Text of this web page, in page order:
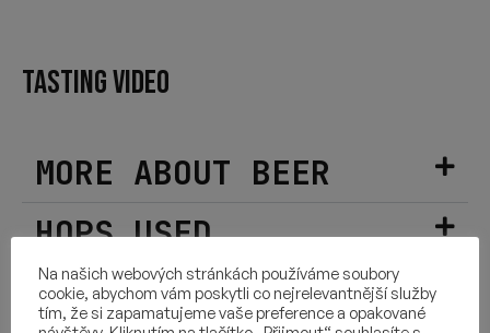
MORE ABOUT BEER
HOPS USED
INGREDIENTS
TASTING VIDEO
Na našich webových stránkách používáme soubory
cookie, abychom vám poskytli co nejrelevantnější služby
tím, že si zapamatujeme vaše preference a opakované